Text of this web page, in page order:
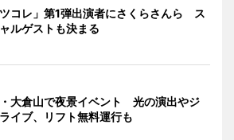
ツコレ」第1弾出演者にさくらさんら ス
ルゲストも決まる
大倉山で夜景イベント 光の演出やジ
イブ、リフト無料運行も